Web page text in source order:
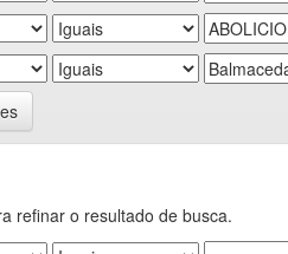
refinar o resultado de busca.